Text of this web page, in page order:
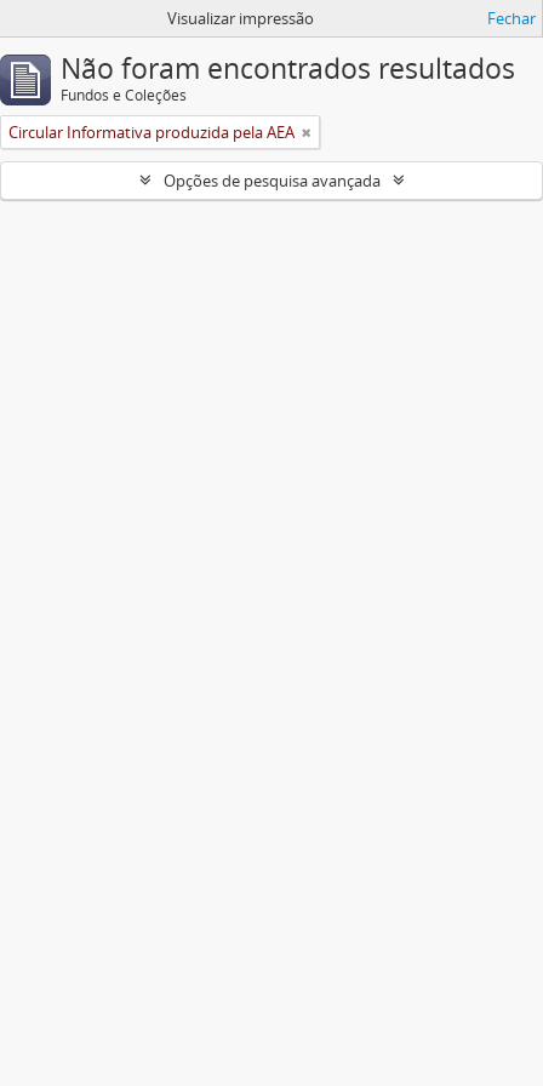
Visualizar impressão Fechar
Não foram encontrados resultados
Fundos e Coleções
Circular Informativa produzida pela AEA
Opções de pesquisa avançada